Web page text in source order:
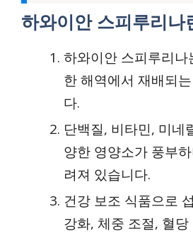
하와이안 스피루리나
하와이안 스피루리
한 해역에서 재배되
다.
단백질, 비타민, 미네
양한 영양소가 풍부
려져 있습니다.
건강 보조 식품으로
강화, 체중 조절, 혈